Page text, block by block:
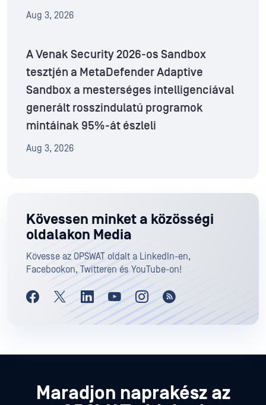
Aug 3, 2026
A Venak Security 2026-os Sandbox
tesztjén a MetaDefender Adaptive
Sandbox a mesterséges intelligenciával
generált rosszindulatú programok
mintáinak 95%-át észleli
Aug 3, 2026
Kövessen minket a közösségi
oldalakon Media
Kövesse az OPSWAT oldalt a LinkedIn-en,
Facebookon, Twitteren és YouTube-on!
Maradjon naprakész az